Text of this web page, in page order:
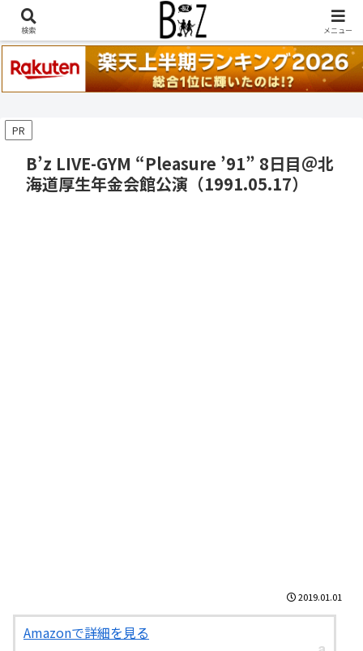
稲葉浩志『en-Zepp』『enⅣ』セトリ一覧はこちら
PR
B’z LIVE-GYM “Pleasure ’91” 8日目＠北
海道厚生年金会館公演（1991.05.17）
2019.01.01
Amazonで詳細を見る
検索 メニュー